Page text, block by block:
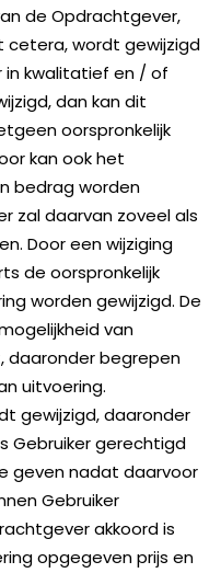
de Opdrachtgever,
wordt gewijzigd
kwalitatief en / of
dan kan dit
oorspronkelijk
kan ook het
bedrag worden
zal daarvan zoveel als
Door een wijziging
de oorspronkelijk
worden gewijzigd. De
van
daaronder begrepen
uitvoering.
gewijzigd, daaronder
Gebruiker gerechtigd
geven nadat daarvoor
Gebruiker
akkoord is
opgegeven prijs en